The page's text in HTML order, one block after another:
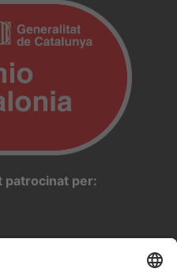
patrocinat per: